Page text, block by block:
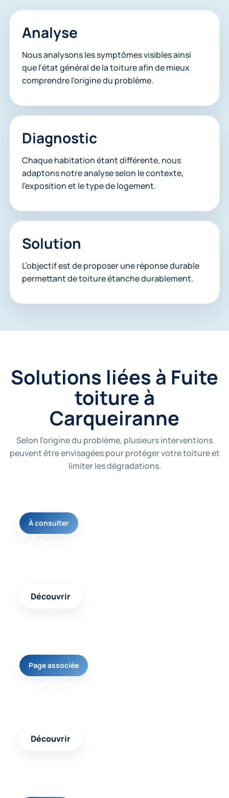
Analyse
Nous analysons les symptômes visibles ainsi
que l’état général de la toiture afin de mieux
comprendre l’origine du problème.
Diagnostic
Chaque habitation étant différente, nous
adaptons notre analyse selon le contexte,
l’exposition et le type de logement.
Solution
L’objectif est de proposer une réponse durable
permettant de toiture étanche durablement.
Solutions liées à Fuite
toiture à
Carqueiranne
Selon l’origine du problème, plusieurs interventions
peuvent être envisagées pour protéger votre toiture et
limiter les dégradations.
À consulter
Découvrir
Page associée
Découvrir